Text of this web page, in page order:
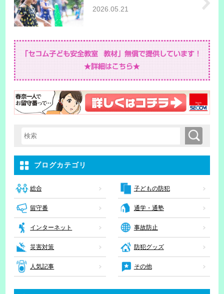
2026.05.21
検索キーワード入力 検索
ブログカテゴリ
総合 子どもの防犯
留守番 通学・通塾
インターネット 事故防止
災害対策 防犯グッズ
人気記事 その他